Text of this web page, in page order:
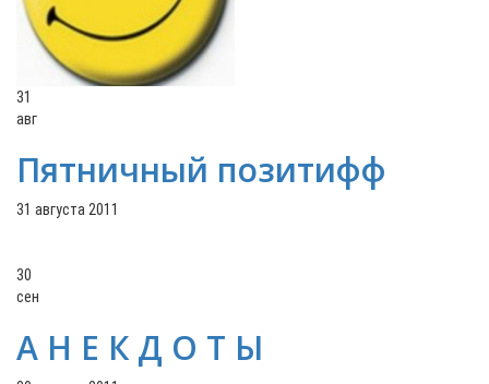
31
авг
Пятничный позитифф
31 августа 2011
30
сен
А Н Е К Д О Т Ы